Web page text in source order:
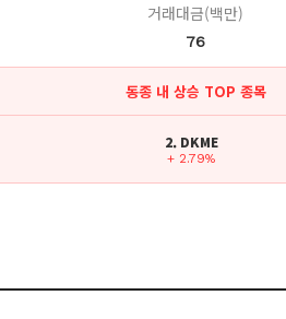
거래대금(백만)
76
동종 내 상승 TOP 종목
2. DKME
+ 2.79%